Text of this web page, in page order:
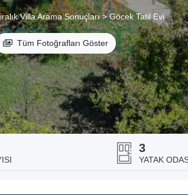
Villa Arama Sonuçları > Göcek Tatil Evi
Tüm Fotoğrafları Göster
3
YATAK